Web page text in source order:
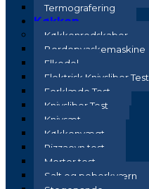
Termografering
Køkken
Køkkenredskaber
Bordopvaskemaskine
Elkedel
Elektrisk Knivsliber Test
Forklæde Test
Knivsliber Test
Knivsæt
Køkkenvægt
Pizzaovn test
Morter test
Salt og peberkværn